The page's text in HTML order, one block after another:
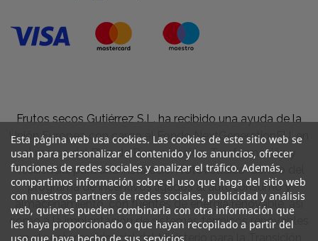
Frutos secos Gutiérrez S.L. ha recibido una ayuda de la
Unión Europea con cargo al Fondo NextGenerationEU, en
el marco del Plan de Recuperación, Trasformación y
Resiliencia, para una instalación fotovoltaica dentro del
programa de incentivos ligados al autoconsumo y
almacenamiento, con fuentes de energía renovable, así
como a la implantación de sistemas térmicos renovables
en el sector residencial del Ministerio para la Transición
Esta página web usa cookies. Las cookies de este sitio web se
usan para personalizar el contenido y los anuncios, ofrecer
funciones de redes sociales y analizar el tráfico. Además,
compartimos información sobre el uso que haga del sitio web
con nuestros partners de redes sociales, publicidad y análisis
web, quienes pueden combinarla con otra información que
les haya proporcionado o que hayan recopilado a partir del